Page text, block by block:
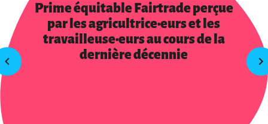
Prime équitable Fairtrade perçue
par les agricultrice·eurs et les
travailleuse·eurs au cours de la
dernière décennie